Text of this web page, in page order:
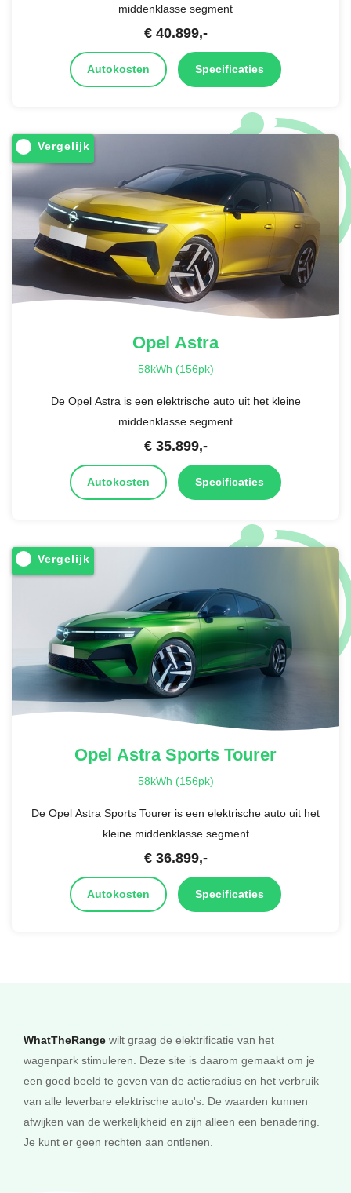
middenklasse segment
€ 40.899,-
Autokosten Specificaties
Vergelijk
Opel Astra
58kWh (156pk)
De Opel Astra is een elektrische auto uit het kleine
middenklasse segment
€ 35.899,-
Autokosten Specificaties
Vergelijk
Opel Astra Sports Tourer
58kWh (156pk)
De Opel Astra Sports Tourer is een elektrische auto uit het
kleine middenklasse segment
€ 36.899,-
Autokosten Specificaties
WhatTheRange wilt graag de elektrificatie van het
wagenpark stimuleren. Deze site is daarom gemaakt om je
een goed beeld te geven van de actieradius en het verbruik
van alle leverbare elektrische auto's. De waarden kunnen
afwijken van de werkelijkheid en zijn alleen een benadering.
Je kunt er geen rechten aan ontlenen.